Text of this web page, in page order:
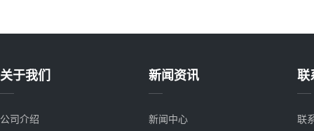
关于我们
公司介绍
新闻资讯
新闻中心
联
联